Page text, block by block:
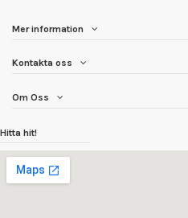
Mer information
Kontakta oss
Om Oss
Hitta hit!